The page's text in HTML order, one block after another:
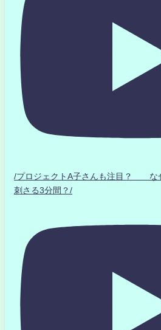
/プロジェクトA子さんも注目？ な
刺さる3分間？/